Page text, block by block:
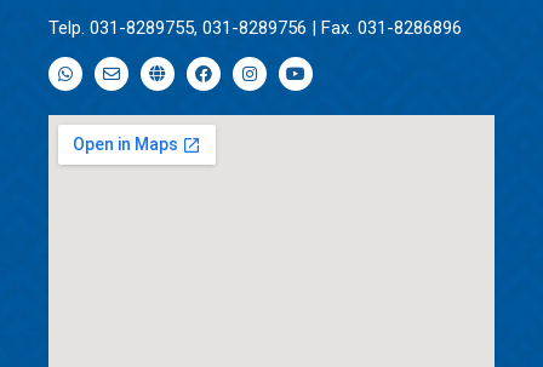
Telp. 031-8289755, 031-8289756 | Fax. 031-8286896